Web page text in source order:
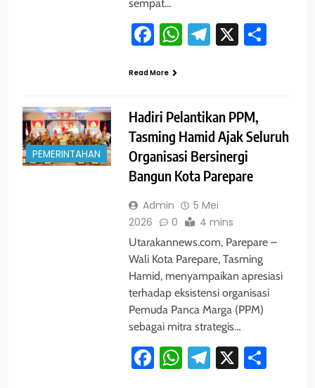
sempat…
Facebook
WhatsApp
Telegram
X
Read More
PEMERINTAHAN
Hadiri Pelantikan PPM,
Tasming Hamid Ajak Seluruh
Organisasi Bersinergi
Bangun Kota Parepare
Admin
5 Mei
2026
0 4 mins
Utarakannews.com, Parepare –
Wali Kota Parepare, Tasming
Hamid, menyampaikan apresiasi
terhadap eksistensi organisasi
Pemuda Panca Marga (PPM)
sebagai mitra strategis…
Facebook
WhatsApp
Telegram
X